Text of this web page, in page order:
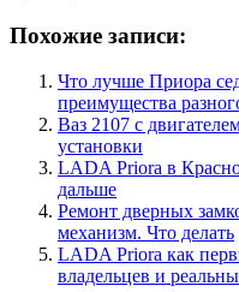
Похожие записи:
Что лучше Приора
преимущества
Ваз 2107 с
установки
LADA Priora в
дальше
Ремонт дверных
механизм. Что делать
LADA Priora как
владельцев и